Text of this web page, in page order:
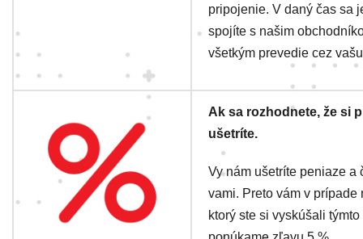
pripojenie. V daný čas sa
spojíte s našim
všetkým prevedie cez
Ak sa rozhodnete, že si
ušetríte.
Vy nám ušetríte peniaze a
vami. Preto vám v prípade
ktorý ste si vyskúšali